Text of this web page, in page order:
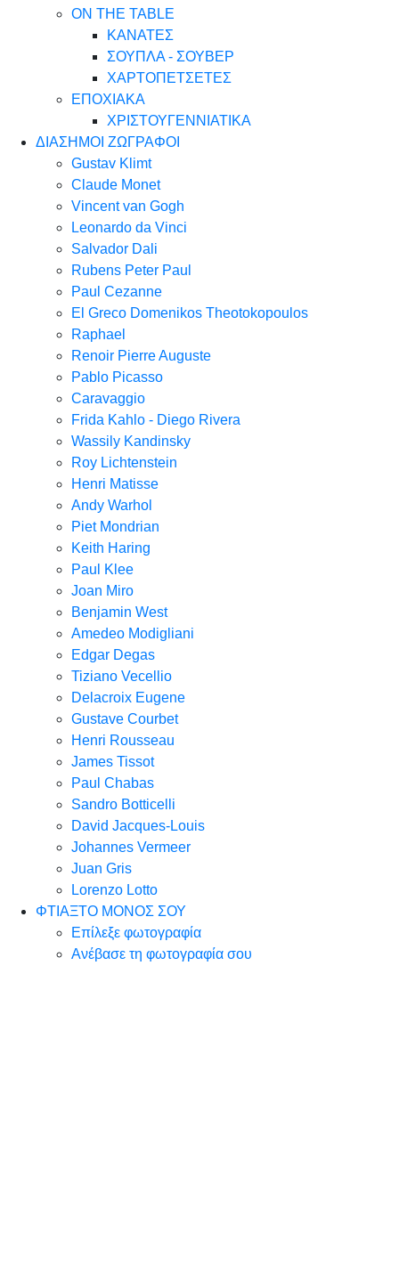
ON THE TABLE
ΚΑΝΑΤΕΣ
ΣΟΥΠΛΑ - ΣΟΥΒΕΡ
ΧΑΡΤΟΠΕΤΣΕΤΕΣ
ΕΠΟΧΙΑΚΑ
ΧΡΙΣΤΟΥΓΕΝΝΙΑΤΙΚΑ
ΔΙΑΣΗΜΟΙ ΖΩΓΡΑΦΟΙ
Gustav Klimt
Claude Monet
Vincent van Gogh
Leonardo da Vinci
Salvador Dali
Rubens Peter Paul
Paul Cezanne
El Greco Domenikos Theotokopoulos
Raphael
Renoir Pierre Auguste
Pablo Picasso
Caravaggio
Frida Kahlo - Diego Rivera
Wassily Kandinsky
Roy Lichtenstein
Henri Matisse
Andy Warhol
Piet Mondrian
Keith Haring
Paul Klee
Joan Miro
Benjamin West
Amedeo Modigliani
Edgar Degas
Tiziano Vecellio
Delacroix Eugene
Gustave Courbet
Henri Rousseau
James Tissot
Paul Chabas
Sandro Botticelli
David Jacques-Louis
Johannes Vermeer
Juan Gris
Lorenzo Lotto
ΦΤΙΑΞΤΟ ΜΟΝΟΣ ΣΟΥ
Επίλεξε φωτογραφία
Ανέβασε τη φωτογραφία σου